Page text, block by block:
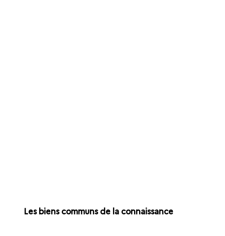
Les biens communs de la connaissance